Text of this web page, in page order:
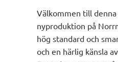
Välkommen till
nyproduktion på
hög standard och
och en härlig känsla